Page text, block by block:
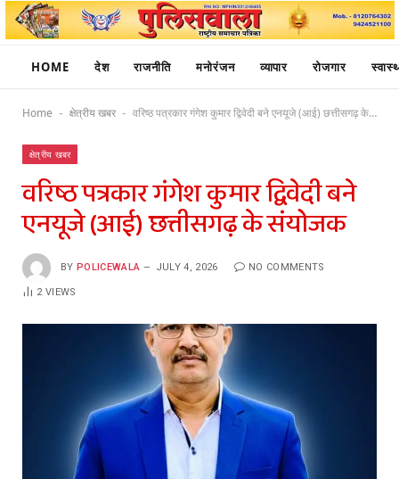
HOME देश राजनीति मनोरंजन व्यापार रोजगार
Home - क्षेत्रीय खबर - वरिष्ठ पत्रकार गंगेश कुमार द्विवेदी बने एनयूजे (आई) छत्तीसगढ़ के संयोजक
क्षेत्रीय खबर
वरिष्ठ पत्रकार गंगेश कुमार द्विवेदी बने
एनयूजे (आई) छत्तीसगढ़ के संयोजक
BY POLICEWALA JULY 4, 2026 NO COMMENTS
2VIEWS